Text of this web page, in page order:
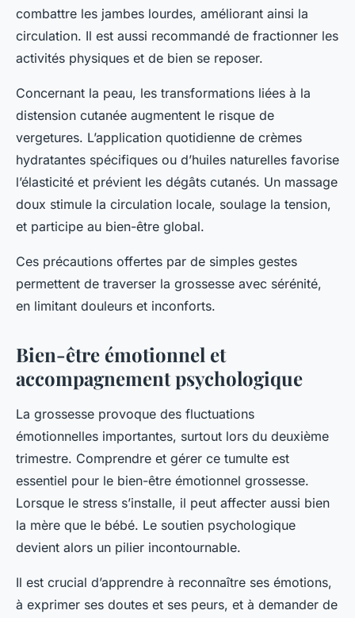
combattre les jambes lourdes, améliorant ainsi la
circulation. Il est aussi recommandé de fractionner les
activités physiques et de bien se reposer.
Concernant la peau, les transformations liées à la
distension cutanée augmentent le risque de
vergetures. L’application quotidienne de crèmes
hydratantes spécifiques ou d’huiles naturelles favorise
l’élasticité et prévient les dégâts cutanés. Un massage
doux stimule la circulation locale, soulage la tension,
et participe au bien-être global.
Ces précautions offertes par de simples gestes
permettent de traverser la grossesse avec sérénité,
en limitant douleurs et inconforts.
Bien-être émotionnel et
accompagnement psychologique
La grossesse provoque des fluctuations
émotionnelles importantes, surtout lors du deuxième
trimestre. Comprendre et gérer ce tumulte est
essentiel pour le bien-être émotionnel grossesse.
Lorsque le stress s’installe, il peut affecter aussi bien
la mère que le bébé. Le soutien psychologique
devient alors un pilier incontournable.
Il est crucial d’apprendre à reconnaître ses émotions,
à exprimer ses doutes et ses peurs, et à demander de